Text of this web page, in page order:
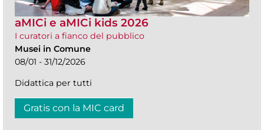
aMICi e aMICi kids 2026
I curatori a fianco del pubblico
Musei in Comune
08/01 - 31/12/2026
Didattica per tutti
Gratis con la MIC card